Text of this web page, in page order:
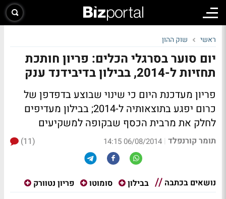
ראשי שוק ההון
יום סוער בסרגלי הכלים: פריון חותכת
תחזיות ל-2014, בבילון בדיבידנד ענק
פריון מעדכנת היום כי שינוי שבוצע בדפדפן של
כרום יפגע בתוצאותיה ל-2014; בבילון מעדיפים
לחלק את מרבית הכסף שבקופה למשקיעים
תומר קורנפלד |
06/08/2014 14:15
(11)
נושאים בכתבה בבילון סומוטו פריון נטוורק